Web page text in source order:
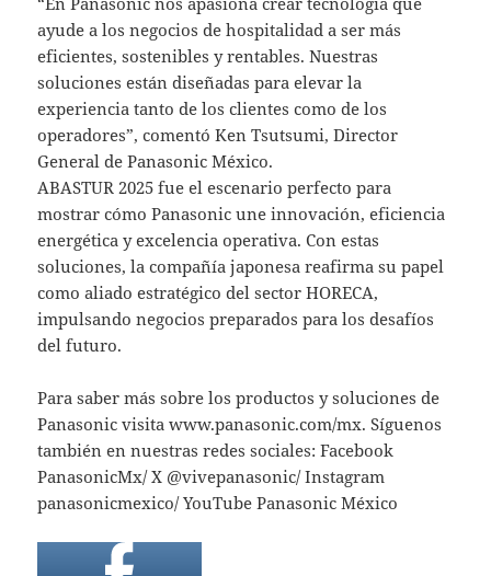
ayude a los negocios de hospitalidad a ser más
eficientes, sostenibles y rentables. Nuestras
soluciones están diseñadas para elevar la
experiencia tanto de los clientes como de los
operadores”, comentó Ken Tsutsumi, Director
General de Panasonic México.
ABASTUR 2025 fue el escenario perfecto para
mostrar cómo Panasonic une innovación, eficiencia
energética y excelencia operativa. Con estas
soluciones, la compañía japonesa reafirma su papel
como aliado estratégico del sector HORECA,
impulsando negocios preparados para los desafíos
del futuro.
Para saber más sobre los productos y soluciones de
Panasonic visita www.panasonic.com/mx. Síguenos
también en nuestras redes sociales: Facebook
PanasonicMx/ X @vivepanasonic/ Instagram
panasonicmexico/ YouTube Panasonic México